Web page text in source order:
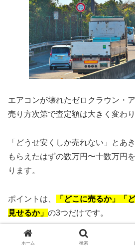
エアコンが壊れたゼロクラウン・
売り方次第で査定額は大きく変わり
「どうせ安くしか売れない」とあ
もらえたはずの数万円〜十数万円
ります。
ポイントは、
「どこに売るか」「
見せるか」 の3つだけです。
この3つを押さえておけば、エア
ホーム 検索